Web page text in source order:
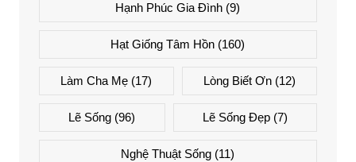
Hạnh Phúc Gia Đình (9)
Hạt Giống Tâm Hồn (160)
Làm Cha Mẹ (17) Lòng Biết Ơn(12)
Lẽ Sống (96) Lẽ Sống Đẹp(7)
Nghệ Thuật Sống (11)